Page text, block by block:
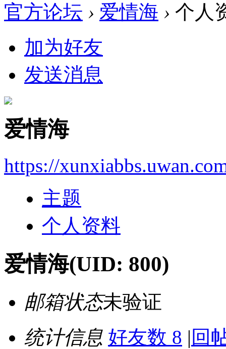
官方论坛 › 爱情海 › 个人
加为好友
发送消息
爱情海
https://
主题
个人资料
爱情海(UID: 800)
邮箱状态未验证
统计信息 好友数 8 | 回